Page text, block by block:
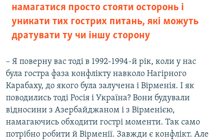
намагатися просто стояти осторонь і
уникати тих гострих питань, які можуть
дратувати ту чи іншу сторону
– Я поверну вас тоді в 1992-1994-й рік, коли у нас
була гостра фаза конфлікту навколо Нагірного
Карабаху, до якого була залучена і Вірменія. І як
поводились тоді Росія і Україна? Вони будували
відносини з Азербайджаном і з Вірменією,
намагаючись обходити гострі моменти. Так само
потрібно робити й Вірменії. Завжди є конфлікт. Але